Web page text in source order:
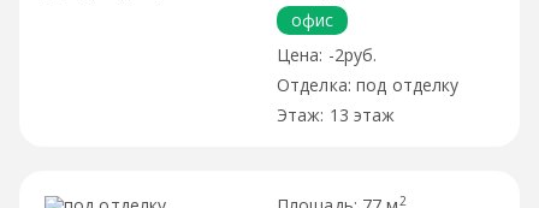
офис
-2руб.
под отделку
13 этаж
2